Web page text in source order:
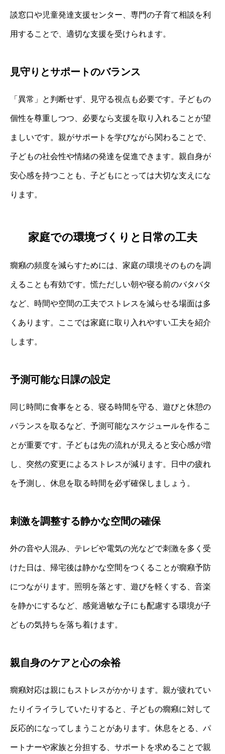
談窓口や児童発達支援センター、専門の子育て相談を利
用することで、適切な支援を受けられます。
見守りとサポートのバランス
「異常」と判断せず、見守る視点も必要です。子どもの
個性を尊重しつつ、必要なら支援を取り入れることが望
ましいです。親がサポートを学びながら関わることで、
子どもの社会性や情緒の発達を促進できます。親自身が
安心感を持つことも、子どもにとっては大切な支えにな
ります。
家庭での環境づくりと日常の工夫
癇癪の頻度を減らすためには、家庭の環境そのものを調
えることも有効です。慌ただしい朝や寝る前のバタバタ
など、時間や空間の工夫でストレスを減らせる場面は多
くあります。ここでは家庭に取り入れやすい工夫を紹介
します。
予測可能な日課の設定
同じ時間に食事をとる、寝る時間を守る、遊びと休憩の
バランスを取るなど、予測可能なスケジュールを作るこ
とが重要です。子どもは先の流れが見えると安心感が増
し、突然の変更によるストレスが減ります。日中の疲れ
を予測し、休息を取る時間を必ず確保しましょう。
刺激を調整する静かな空間の確保
外の音や人混み、テレビや電気の光などで刺激を多く受
けた日は、帰宅後は静かな空間をつくることが癇癪予防
につながります。照明を落とす、遊びを軽くする、音楽
を静かにするなど、感覚過敏な子にも配慮する環境が子
どもの気持ちを落ち着けます。
親自身のケアと心の余裕
癇癪対応は親にもストレスがかかります。親が疲れてい
たりイライラしていたりすると、子どもの癇癪に対して
反応的になってしまうことがあります。休息をとる、パ
ートナーや家族と分担する、サポートを求めることで親